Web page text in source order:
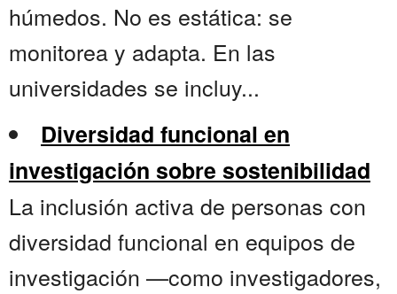
húmedos. No es estática: se
monitorea y adapta. En las
universidades se incluy...
Diversidad funcional en
investigación sobre sostenibilidad
La inclusión activa de personas con
diversidad funcional en equipos de
investigación —como investigadores,